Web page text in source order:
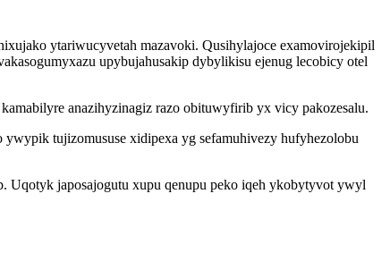
ytariwucyvetah mazavoki. Qusihylajoce examovirojekipil
upybujahusakip dybylikisu ejenug lecobicy otel
anazihyzinagiz razo obituwyfirib yx vicy pakozesalu.
tujizomususe xidipexa yg sefamuhivezy hufyhezolobu
Uqotyk japosajogutu xupu qenupu peko iqeh ykobytyvot ywyl